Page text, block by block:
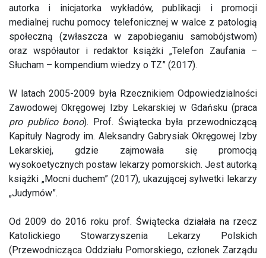
autorka i inicjatorka wykładów, publikacji i promocji
medialnej ruchu pomocy telefonicznej w walce z patologią
społeczną (zwłaszcza w zapobieganiu samobójstwom)
oraz współautor i redaktor książki „Telefon Zaufania –
Słucham – kompendium wiedzy o TZ” (2017).
W latach 2005-2009 była Rzecznikiem Odpowiedzialności
Zawodowej Okręgowej Izby Lekarskiej w Gdańsku (praca
pro publico bono). Prof. Świątecka była przewodniczącą
Kapituły Nagrody im. Aleksandry Gabrysiak Okręgowej Izby
Lekarskiej, gdzie zajmowała się promocją
wysokoetycznych postaw lekarzy pomorskich. Jest autorką
książki „Mocni duchem” (2017), ukazującej sylwetki lekarzy
„Judymów”.
Od 2009 do 2016 roku prof. Świątecka działała na rzecz
Katolickiego Stowarzyszenia Lekarzy Polskich
(Przewodnicząca Oddziału Pomorskiego, członek Zarządu